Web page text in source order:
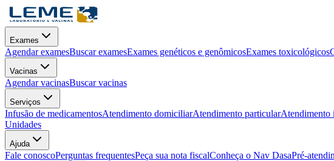
Exames
Agendar examesBuscar examesExames genéticos e genômicosExames toxicológicos
Vacinas
Agendar vacinasBuscar vacinas
Serviços
Infusão de medicamentosAtendimento domiciliarAtendimento particularAtendimento
Unidades
Ajuda
Fale conoscoPerguntas frequentesPeça sua nota fiscalConheça o Nav DasaPré-